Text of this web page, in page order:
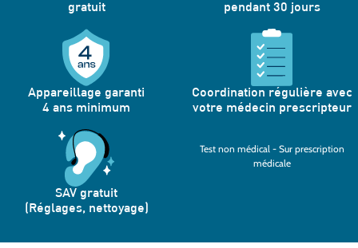
gratuit
pendant 30 jours
Appareillage garanti
4 ans minimum
Coordination régulière avec
votre médecin prescripteur
SAV gratuit
(Réglages, nettoyage)
Test non médical - Sur prescription
médicale